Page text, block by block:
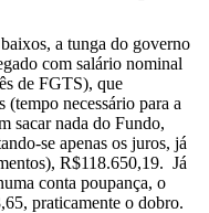
a tunga do governo
com salário nominal
de FGTS), que
(tempo necessário para a
sacar nada do Fundo,
se apenas os juros, já
R$118.650,19. Já
conta poupança, o
praticamente o dobro.